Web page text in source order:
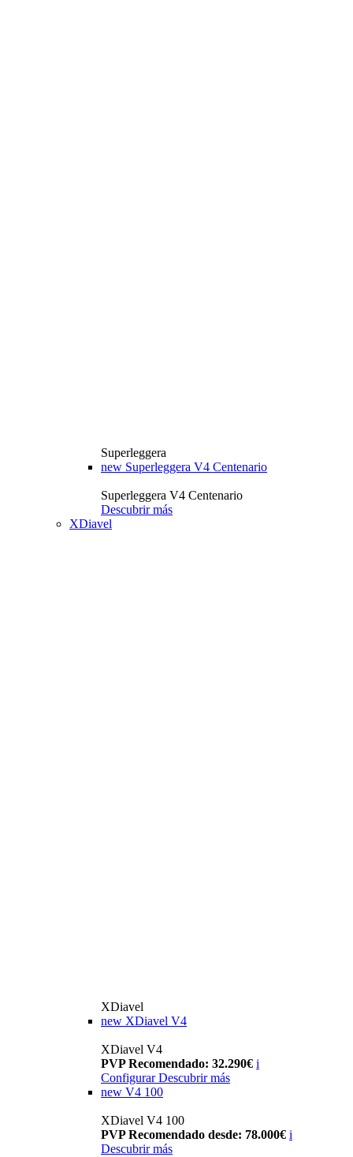
Superleggera
new Superleggera V4 Centenario
Superleggera V4 Centenario
Descubrir más
XDiavel
XDiavel
new XDiavel V4
XDiavel V4
PVP Recomendado: 32.290€ i
Configurar Descubrir más
new V4 100
XDiavel V4 100
PVP Recomendado desde: 78.000€ i
Descubrir más